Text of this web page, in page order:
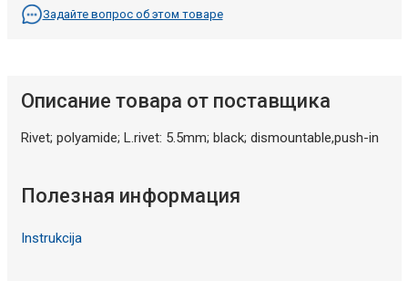
Задайте вопрос об этом товаре
Описание товара от поставщика
Rivet; polyamide; L.rivet: 5.5mm; black; dismountable,push-in
Полезная информация
Instrukcija